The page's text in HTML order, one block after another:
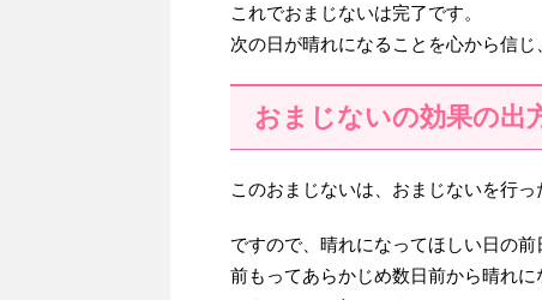
これでおまじないは完了です。
次の日が晴れになることを心から信じ
おまじないの効果の出
このおまじないは、おまじないを行っ
ですので、晴れになってほしい日の
前もってあらかじめ数日前から晴れ